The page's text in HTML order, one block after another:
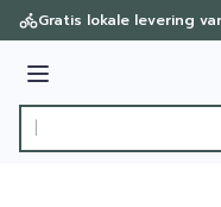
Ga naar de inhoud
Gratis lokale levering
Menu
Product, merk,